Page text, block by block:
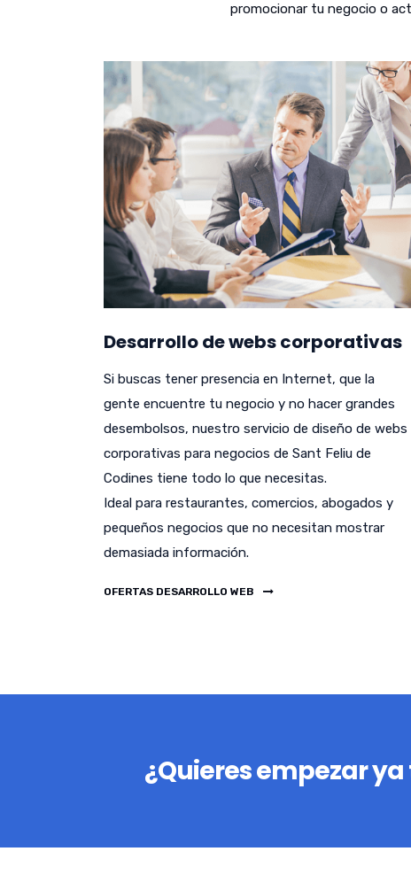
promocionar tu negocio o
Desarrollo de webs corporativas
Si buscas tener presencia en Internet, que la
gente encuentre tu negocio y no hacer grandes
desembolsos, nuestro servicio de diseño de webs
corporativas para negocios de Sant Feliu de
Codines tiene todo lo que necesitas.
Ideal para restaurantes, comercios, abogados y
pequeños negocios que no necesitan mostrar
demasiada información.
OFERTAS DESARROLLO WEB
¿Quieres empezar